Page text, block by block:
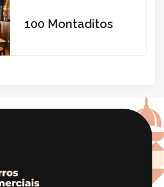
100 Montaditos